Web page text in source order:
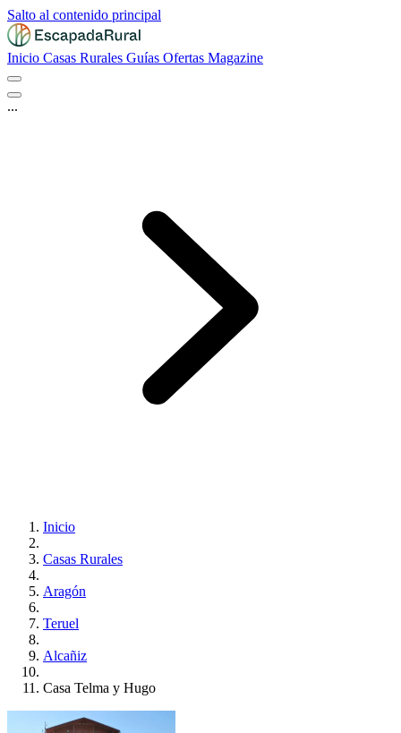
Salto al contenido principal
Inicio Casas Rurales Guías Ofertas Magazine
...
Inicio
Casas Rurales
Aragón
Teruel
Alcañiz
Casa Telma y Hugo